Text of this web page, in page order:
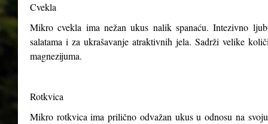
Cvekla
Mikro cvekla ima nežan ukus nalik spanaću. Intezivno
salatama i za ukrašavanje atraktivnih jela. Sadrži velike
magnezijuma.
Rotkvica
Mikro rotkvica ima prilično odvažan ukus u odnosu na